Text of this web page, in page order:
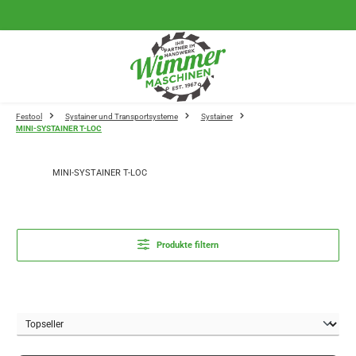
Festool Systainer und Transportsysteme
Systainer
MINI-SYSTAINER T-LOC
MINI-SYSTAINER T-LOC
Produkte filtern